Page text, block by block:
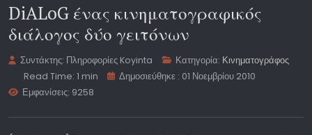
DiALoG ένας κινηματογραφικός
διάλογος δύο γειτόνων
Συντάκτης: Πληροφορίες Koyinta Κατηγορία: Κινηματογράφος
Read Time: 1 min
Δημοσιεύθηκε : 01 Νοεμβρίου 2010
Εμφανίσεις: 9258